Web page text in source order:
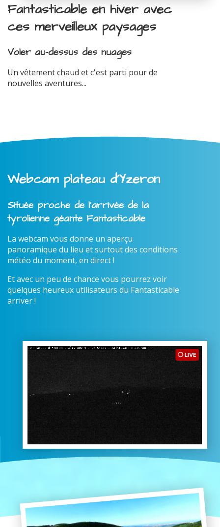
Fantasticable en hiver avec
ces merveilleux paysages
Voler au-dessus des nuages
Un vêtement chaud et c'est parti pour de
nouvelles aventures...
Webcam plateau d'Yzeron
Située proche de l'arrivée de la
tyrolienne géante Fantasticable
La webcam vous donne un aperçu
panoramique du lieu et surtout des conditions
météo du moment, en direct !
Et avec un peu de chance vous pourrez voir
quelques heureux utilisateurs du Fantasticable
arriver !